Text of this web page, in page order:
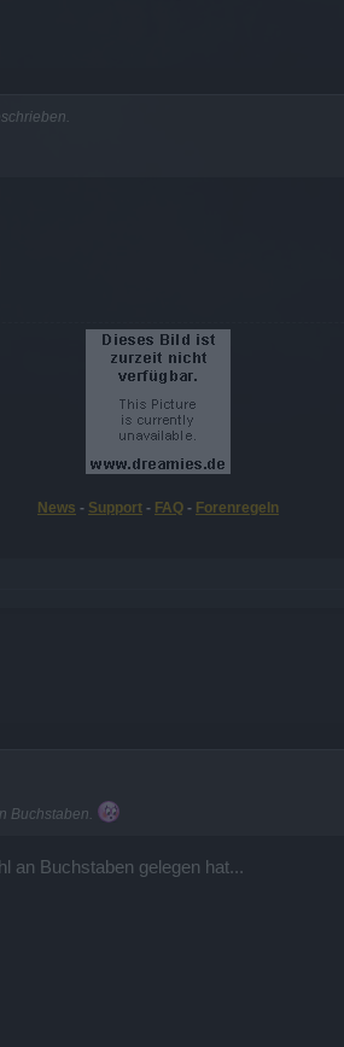
News - Support - FAQ - Forenregeln
Buchstaben.
an Buchstaben gelegen hat...